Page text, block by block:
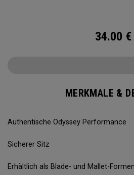
34.00 €
MERKMALE &
Authentische Odyssey Performance
Sicherer Sitz
Erhältlich als Blade- und Mallet-Formen